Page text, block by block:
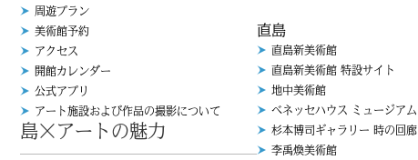
周遊プラン
美術館予約
アクセス
開館カレンダー
公式アプリ
アート施設および作品の撮影について
島×アートの魅力
直島
直島新美術館
直島新美術館 特設サイト
地中美術館
ベネッセハウス ミュージアム
杉本博司ギャラリー 時の回廊
李禹煥美術館